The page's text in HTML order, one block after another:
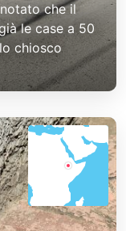
che il
le case a 50
chiosco